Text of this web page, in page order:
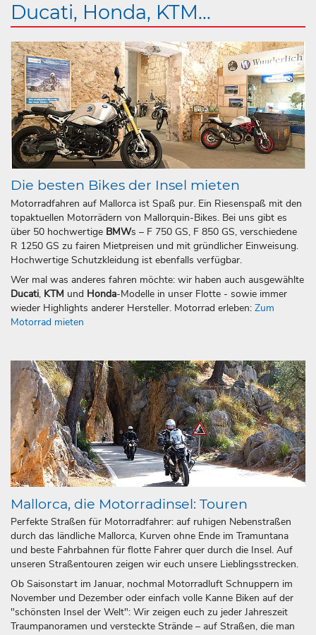
Ducati, Honda, KTM...
Die besten Bikes der Insel mieten
Motorradfahren auf Mallorca ist Spaß pur. Ein Riesenspaß mit den
topaktuellen Motorrädern von Mallorquin-Bikes. Bei uns gibt es
über 50 hochwertige BMWs – F 750 GS, F 850 GS, verschiedene
R 1250 GS zu fairen Mietpreisen und mit gründlicher Einweisung.
Hochwertige Schutzkleidung ist ebenfalls verfügbar.
Wer mal was anderes fahren möchte: wir haben auch ausgewählte
Ducati, KTM und Honda-Modelle in unser Flotte - sowie immer
wieder Highlights anderer Hersteller. Motorrad erleben: Zum
Motorrad mieten
Mallorca, die Motorradinsel: Touren
Perfekte Straßen für Motorradfahrer: auf ruhigen Nebenstraßen
durch das ländliche Mallorca, Kurven ohne Ende im Tramuntana
und beste Fahrbahnen für flotte Fahrer quer durch die Insel. Auf
unseren Straßentouren zeigen wir euch unsere Lieblingsstrecken.
Ob Saisonstart im Januar, nochmal Motorradluft Schnuppern im
November und Dezember oder einfach volle Kanne Biken auf der
"schönsten Insel der Welt": Wir zeigen euch zu jeder Jahreszeit
Traumpanoramen und versteckte Strände – auf Straßen, die man